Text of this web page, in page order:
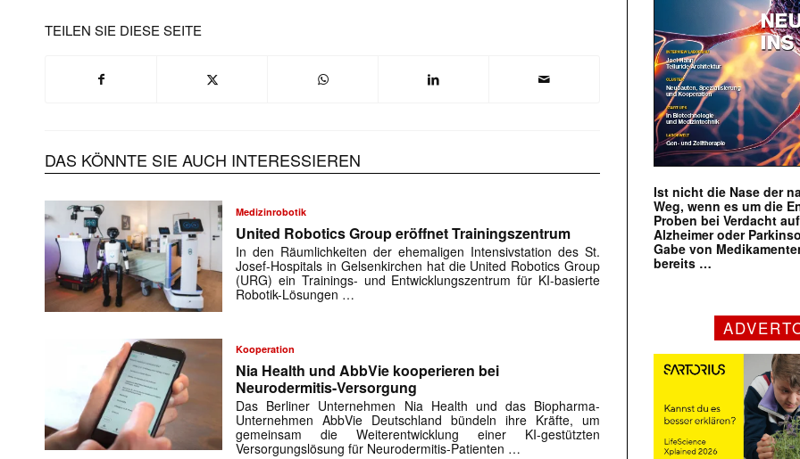
TEILEN SIE DIESE SEITE
DAS KÖNNTE SIE AUCH INTERESSIEREN
Medizinrobotik
United Robotics Group eröffnet Trainingszentrum
In den Räumlichkeiten der ehemaligen Intensivstation des St.
Josef-Hospitals in Gelsenkirchen hat die United Robotics Group
(URG) ein Trainings- und Entwicklungszentrum für KI-basierte
Robotik-Lösungen …
Kooperation
Nia Health und AbbVie kooperieren bei
Neurodermitis-Versorgung
Das Berliner Unternehmen Nia Health und das Biopharma-
Unternehmen AbbVie Deutschland bündeln ihre Kräfte, um
gemeinsam die Weiterentwicklung einer KI-gestützten
Versorgungslösung für Neurodermitis-Patienten …
Ist nicht die Nase der
Weg, wenn es um die
Proben bei Verdacht
Alzheimer oder
Gabe von
bereits …